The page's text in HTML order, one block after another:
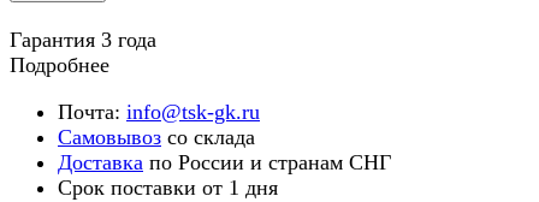
Гарантия 3 года
Подробнее
Почта: info@tsk-gk.ru
Самовывоз со склада
Доставка по России и странам СНГ
Срок поставки от 1 дня